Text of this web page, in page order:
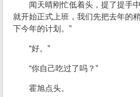
闻天晴刚忙低着头，提了提手
就开始正式上班，我们先把去年的
下今年的计划。”
“好。”
“你自己吃过了吗？”
霍旭点头。